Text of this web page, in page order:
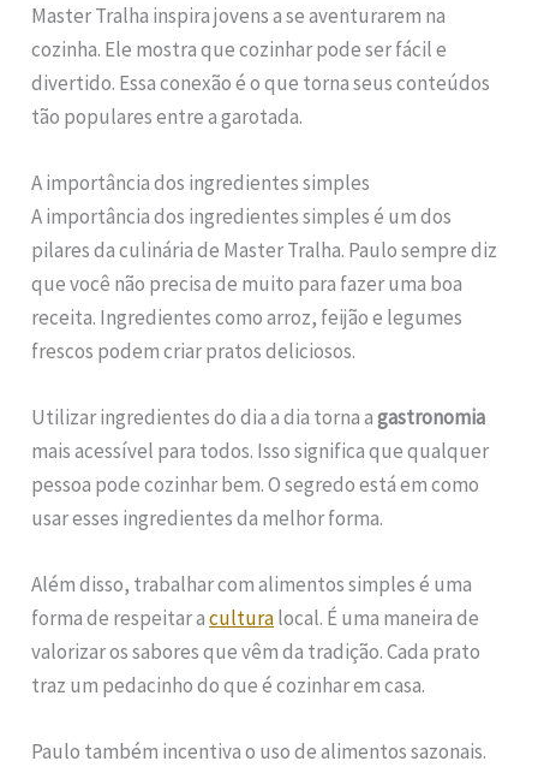
Master Tralha inspira jovens a se aventurarem na
cozinha. Ele mostra que cozinhar pode ser fácil e
divertido. Essa conexão é o que torna seus conteúdos
tão populares entre a garotada.
A importância dos ingredientes simples
A importância dos ingredientes simples é um dos
pilares da culinária de Master Tralha. Paulo sempre diz
que você não precisa de muito para fazer uma boa
receita. Ingredientes como arroz, feijão e legumes
frescos podem criar pratos deliciosos.
Utilizar ingredientes do dia a dia torna agastronomia
mais acessível para todos. Isso significa que qualquer
pessoa pode cozinhar bem. O segredo está em como
usar esses ingredientes da melhor forma.
Além disso, trabalhar com alimentos simples é uma
forma de respeitar aculturalocal. É uma maneira de
valorizar os sabores que vêm da tradição. Cada prato
traz um pedacinho do que é cozinhar em casa.
Paulo também incentiva o uso de alimentos sazonais.